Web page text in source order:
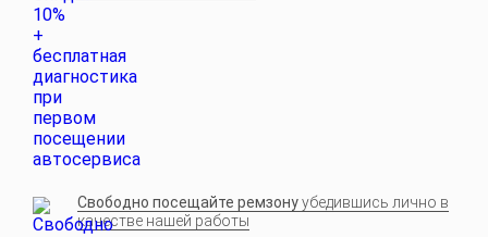
Свободно посещайте ремзонуубедившись лично в
качестве нашей работы